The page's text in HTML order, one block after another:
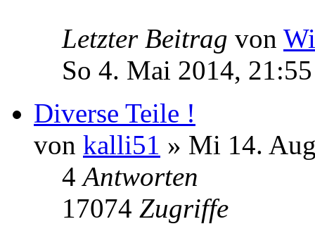
Letzter Beitrag von
So 4. Mai 2014, 21:55
Diverse Teile !
von kalli51 » Mi 14.
4Antworten
17074 Zugriffe